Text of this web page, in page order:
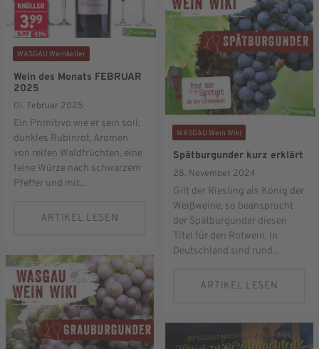
WASGAU Weinkeller
Wein des Monats FEBRUAR
2025
01. Februar 2025
Ein Primitivo wie er sein soll:
dunkles Rubinrot, Aromen
von reifen Waldfrüchten, eine
feine Würze nach schwarzem
Pfeffer und mit...
ARTIKEL LESEN
WASGAU Wein Wiki
Spätburgunder kurz erklärt
28. November 2024
Gilt der Riesling als König der
Weißweine, so beansprucht
der Spätburgunder diesen
Titel für den Rotwein. In
Deutschland sind rund...
ARTIKEL LESEN